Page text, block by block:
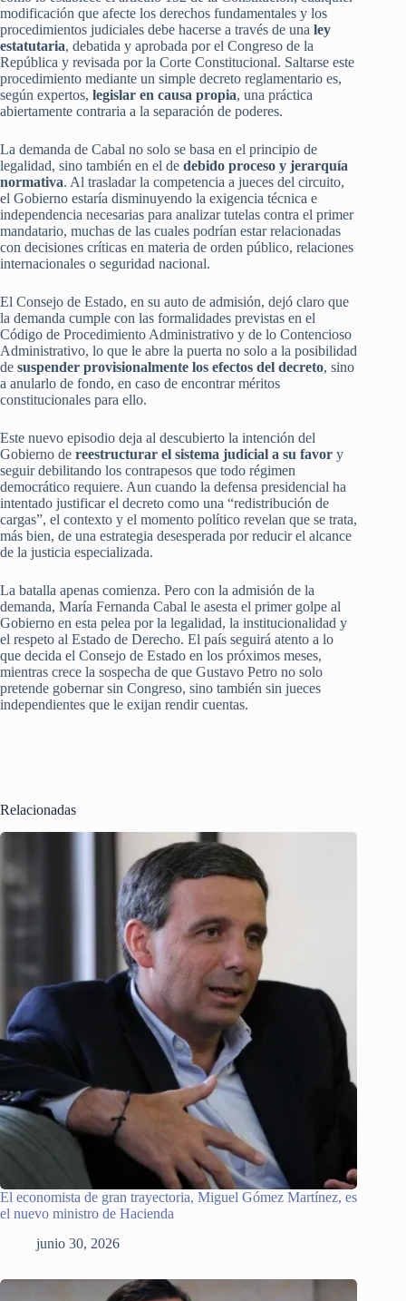
modificación que afecte los derechos fundamentales y los
procedimientos judiciales debe hacerse a través de una ley
estatutaria, debatida y aprobada por el Congreso de la
República y revisada por la Corte Constitucional. Saltarse este
procedimiento mediante un simple decreto reglamentario es,
según expertos, legislar en causa propia, una práctica
abiertamente contraria a la separación de poderes.
La demanda de Cabal no solo se basa en el principio de
legalidad, sino también en el de debido proceso y jerarquía
normativa. Al trasladar la competencia a jueces del circuito,
el Gobierno estaría disminuyendo la exigencia técnica e
independencia necesarias para analizar tutelas contra el primer
mandatario, muchas de las cuales podrían estar relacionadas
con decisiones críticas en materia de orden público, relaciones
internacionales o seguridad nacional.
El Consejo de Estado, en su auto de admisión, dejó claro que
la demanda cumple con las formalidades previstas en el
Código de Procedimiento Administrativo y de lo Contencioso
Administrativo, lo que le abre la puerta no solo a la posibilidad
de suspender provisionalmente los efectos del decreto, sino
a anularlo de fondo, en caso de encontrar méritos
constitucionales para ello.
Este nuevo episodio deja al descubierto la intención del
Gobierno de reestructurar el sistema judicial a su favor y
seguir debilitando los contrapesos que todo régimen
democrático requiere. Aun cuando la defensa presidencial ha
intentado justificar el decreto como una “redistribución de
cargas”, el contexto y el momento político revelan que se trata,
más bien, de una estrategia desesperada por reducir el alcance
de la justicia especializada.
La batalla apenas comienza. Pero con la admisión de la
demanda, María Fernanda Cabal le asesta el primer golpe al
Gobierno en esta pelea por la legalidad, la institucionalidad y
el respeto al Estado de Derecho. El país seguirá atento a lo
que decida el Consejo de Estado en los próximos meses,
mientras crece la sospecha de que Gustavo Petro no solo
pretende gobernar sin Congreso, sino también sin jueces
independientes que le exijan rendir cuentas.
Relacionadas
El economista de gran trayectoria, Miguel Gómez Martínez, es
el nuevo ministro de Hacienda
junio 30, 2026